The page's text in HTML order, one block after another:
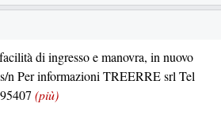
di ingresso e manovra, in nuovo
n Per informazioni TREERRE srl Tel
(più)